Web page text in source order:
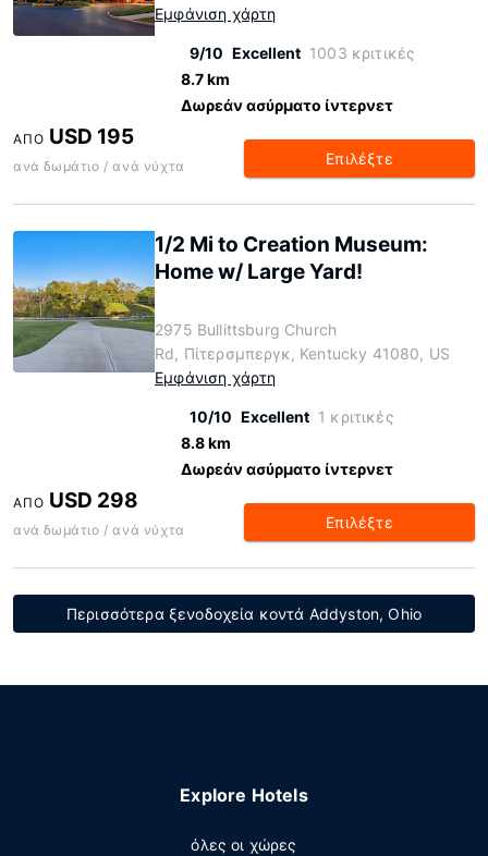
Εμφάνιση χάρτη
9/10 Excellent 1003 κριτικές
8.7 km
Δωρεάν ασύρματο ίντερνετ
ΑΠΌ USD 195
ανά δωμάτιο / ανά νύχτα Επιλέξτε
1/2 Mi to Creation Museum:
Home w/ Large Yard!
2975 Bullittsburg Church
Rd, Πίτερσμπεργκ, Kentucky 41080, US
Εμφάνιση χάρτη
10/10 Excellent 1 κριτικές
8.8 km
Δωρεάν ασύρματο ίντερνετ
ΑΠΌ USD 298
ανά δωμάτιο / ανά νύχτα Επιλέξτε
Περισσότερα ξενοδοχεία κοντά Addyston, Ohio
Explore Hotels
όλες οι χώρες